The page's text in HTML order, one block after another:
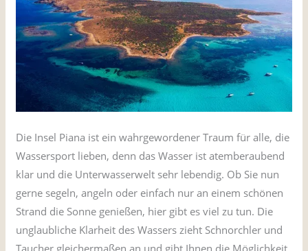
Die Insel Piana ist ein wahrgewordener Traum für alle, die
Wassersport lieben, denn das Wasser ist atemberaubend
klar und die Unterwasserwelt sehr lebendig. Ob Sie nun
gerne segeln, angeln oder einfach nur an einem schönen
Strand die Sonne genießen, hier gibt es viel zu tun. Die
unglaubliche Klarheit des Wassers zieht Schnorchler und